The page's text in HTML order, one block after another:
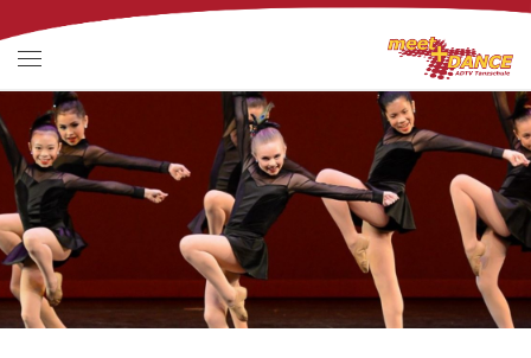
Zum Inhalt springen